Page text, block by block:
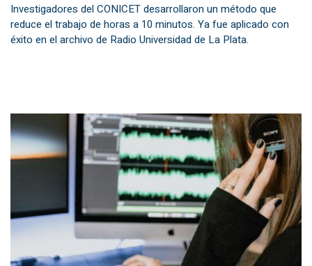
Investigadores del CONICET desarrollaron un método que
reduce el trabajo de horas a 10 minutos. Ya fue aplicado con
éxito en el archivo de Radio Universidad de La Plata.